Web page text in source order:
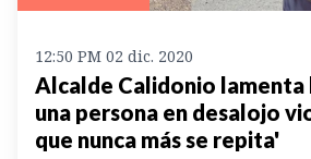
12:50 PM 02 dic. 2020
Alcalde Calidonio lamenta
una persona en desalojo
que nunca más se repita'